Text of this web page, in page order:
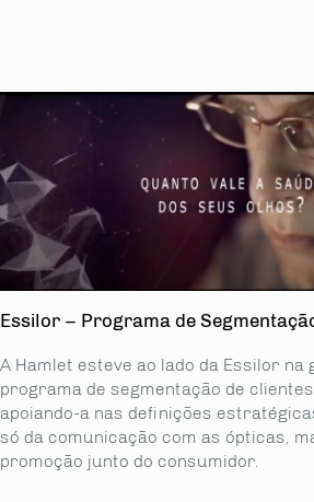
Essilor – Programa de
A Hamlet esteve ao lado da Essilor na
programa de segmentação de
apoiando-a nas definições
só da comunicação com as ópticas,
promoção junto do consumidor.